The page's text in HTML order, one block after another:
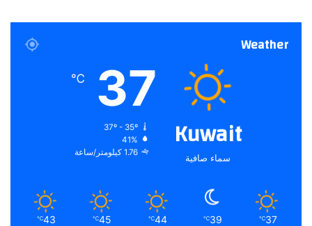
Weather
Kuwait
سماء صافية
37
℃
37º - 35º
41%
1.76 كيلومتر/ساعة
37
℃
39
℃
44
℃
45
℃
43
℃